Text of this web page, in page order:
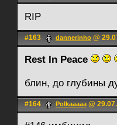
RIP
#163 dannerinho @
Rest In Peace
блин, до глубины
#164 Polkaaaaa@